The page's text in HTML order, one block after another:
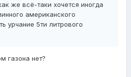
же всё-таки хочется иногда
американского
урчание 5ти литрового
газона нет?